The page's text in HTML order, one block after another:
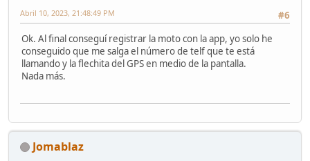
#6
Abril 10, 2023, 21:48:49 PM
Ok. Al final conseguí registrar la moto con la app, yo solo he
conseguido que me salga el número de telf que te está
llamando y la flechita del GPS en medio de la pantalla.
Nada más.
Jomablaz